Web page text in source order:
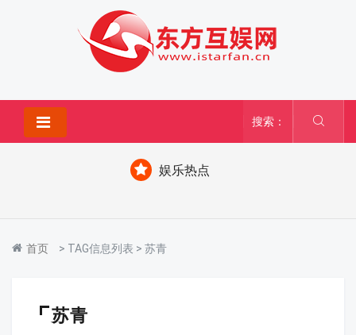
搜索：
娱乐热点
首页 > TAG信息列表 > 苏青
苏青